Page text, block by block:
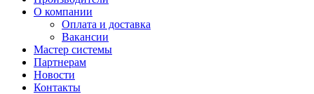
О компании
Оплата и доставка
Вакансии
Мастер системы
Партнерам
Новости
Контакты